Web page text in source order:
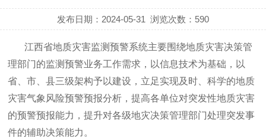
发布日期：2024-05-31 浏览次数： 590
江西省地质灾害监测预警系统主要围绕地质灾害决策管
理部门的监测预警业务工作需求，以信息技术为基础，以
省、市、县三级架构予以建设，立足实现及时、科学的地质
灾害气象风险预警预报分析，提高各单位对突发性地质灾害
的预警预报能力，提升对各级地灾决策管理部门处理突发事
件的辅助决策能力。